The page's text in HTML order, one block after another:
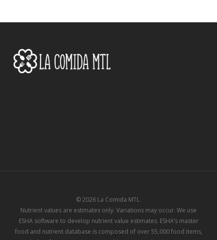
© 2026 La Comida MTL.
Nutrient values are estimates only. Variations may occur. We use
ESHA software to develop nutrient value estimates. ESHA’s master
food and nutrient database is composed of over 55,000 food items,